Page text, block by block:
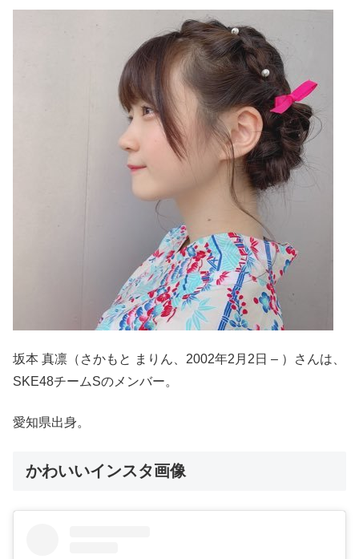
坂本 真凛（さかもと まりん、2002年2月2日 – ）さんは、
SKE48チームSのメンバー。
愛知県出身。
かわいいインスタ画像